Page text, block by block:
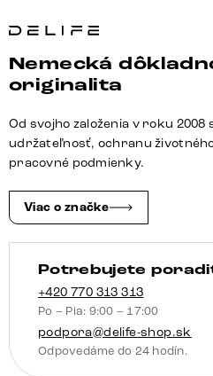
stolík
zaoblený
tvar
180×40
cm
keramika
leštená
Velio
kov
čierna
Nemecká
originalita
Od svojho založenia v roku 2008
udržateľnosť, ochranu
pracovné podmienky.
Viac o značke
Potrebujete
+420 770 313 313
Po – Pia: 9:00 – 17:00
podpora@delife-shop.sk
Odpovedáme do 24 hodín.